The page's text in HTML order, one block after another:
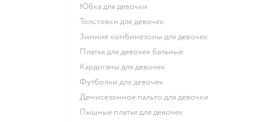
Юбка для девочки
Толстовки для девочек
Зимние комбинезоны для девочек
Платья для девочек бальные
Кардиганы для девочек
Футболки для девочек
Демисезонное пальто для девочки
Пышные платья для девочек